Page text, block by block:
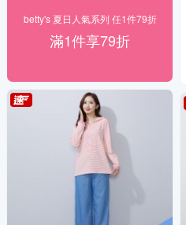
betty's 夏日人氣系列 任1件79折
滿1件享79折